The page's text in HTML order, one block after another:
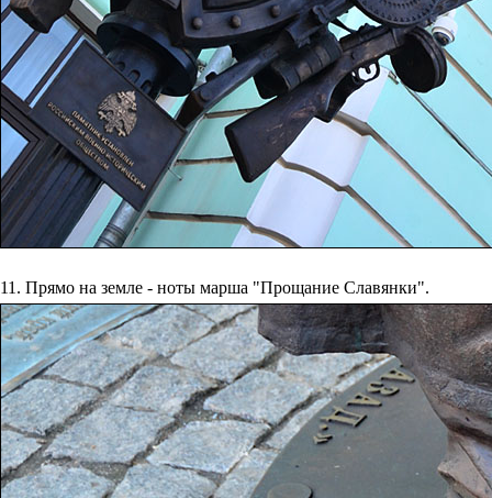
11. Прямо на земле - ноты марша "Прощание Славянки".